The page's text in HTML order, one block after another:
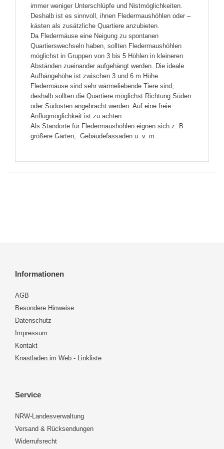
immer weniger Unterschlüpfe und Nistmöglichkeiten.
Deshalb ist es sinnvoll, ihnen Fledermaushöhlen oder –
kästen als zusätzliche Quartiere anzubieten.
Da Fledermäuse eine Neigung zu spontanen
Quartierswechseln haben, sollten Fledermaushöhlen
möglichst in Gruppen von 3 bis 5 Höhlen in kleineren
Abständen zueinander aufgehängt werden. Die ideale
Aufhängehöhe ist zwischen 3 und 6 m Höhe.
Fledermäuse sind sehr wärmeliebende Tiere sind,
deshalb sollten die Quartiere möglichst Richtung Süden
oder Südosten angebracht werden. Auf eine freie
Anflugmöglichkeit ist zu achten.
Als Standorte für Fledermaushöhlen eignen sich z. B.
größere Gärten, Gebäudefassaden u. v. m..
Informationen
AGB
Besondere Hinweise
Datenschutz
Impressum
Kontakt
Knastladen im Web - Linkliste
Service
NRW-Landesverwaltung
Versand & Rücksendungen
Widerrufsrecht